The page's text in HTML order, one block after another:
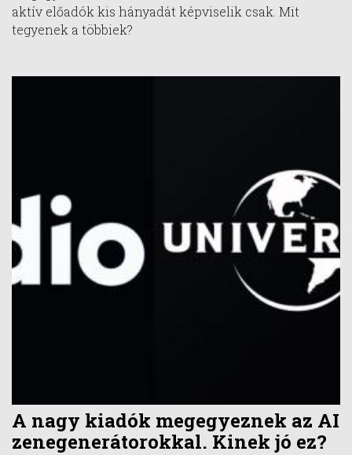
aktív előadók kis hányadát képviselik csak. Mit
tegyenek a többiek?
A nagy kiadók megegyeznek az AI
zenegenerátorokkal. Kinek jó ez?